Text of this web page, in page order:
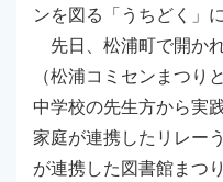
ンを図る「うちどく」
先日、松浦町で開か
（松浦コミセンまつり
中学校の先生方から実
家庭が連携したリレー
が連携した図書館まつ